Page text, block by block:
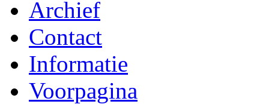
Archief
Contact
Informatie
Voorpagina